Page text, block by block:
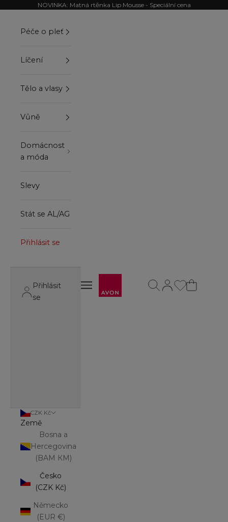
Přejít na obsahNOVINKA: Matná rtěnka Lip Mousse - Speciální cena
Otevřít navigační menu
Otevřít navigační menu
Otevřít stránku
Otevřít vyhledávání
Péče o pleť
Líčení
Tělo a vlasy
Vůně
Domácnost
a móda
Slevy
Stát se AL/AG
Přihlásit se
Přihlásit
se
CZK Kč
Země
Bosna a
Hercegovina
(BAM КМ)
Česko
(CZK Kč)
Německo
(EUR €)